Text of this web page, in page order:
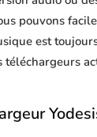
pouvons
est